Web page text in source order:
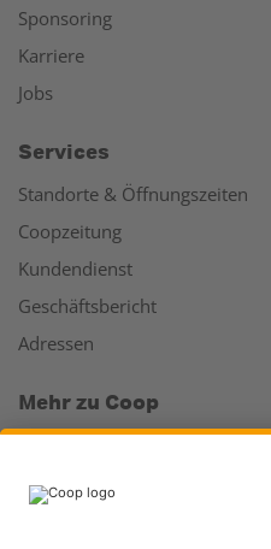
Sponsoring
Karriere
Jobs
Services
Standorte & Öffnungszeiten
Coopzeitung
Kundendienst
Geschäftsbericht
Adressen
Mehr zu Coop
Läden & Services